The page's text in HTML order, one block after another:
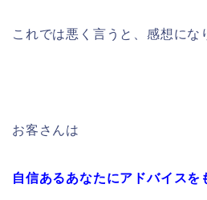
これでは悪く言うと、感想にな
お客さんは
自信あるあなたにアドバイスを